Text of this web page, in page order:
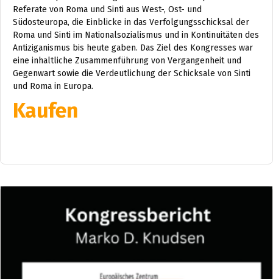
Referate von Roma und Sinti aus West-, Ost- und
Südosteuropa, die Einblicke in das Verfolgungsschicksal der
Roma und Sinti im Nationalsozialismus und in Kontinuitäten des
Antiziganismus bis heute gaben. Das Ziel des Kongresses war
eine inhaltliche Zusammenführung von Vergangenheit und
Gegenwart sowie die Verdeutlichung der Schicksale von Sinti
und Roma in Europa.
Kaufen